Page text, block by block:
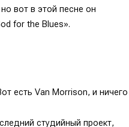
вот в этой песне он
for the Blues».
есть Van Morrison, и ничего
студийный проект,